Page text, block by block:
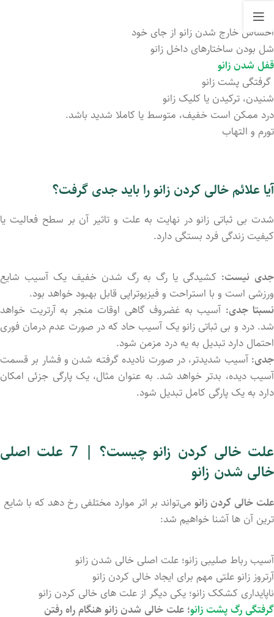
احساس خارج شدن زانو از جای خود
شل بودن ساختارهای داخل زانو
قفل شدن زانو
گرفتگی پشت زانو
شنید‌ن،‌ ترکید‌ن یا کلیک زانو
درد ممکن است خفیف، متوسط ​​یا کاملا شدید باشد.
تورم و التهاب
آیا علائم خالی کردن زانو را باید جدی گرفت؟
شدت بی ثباتی زانو در نهایت به علت و تاثیر آن بر سطح فعالیت یا
کیفیت زندگی فرد بستگی دارد.
جدی نیست: کشیدگی یا رگ به رگ شدن خفیف یک آسیب شایع
ورزشی است و با استراحت و فیزیوتراپی قابل بهبود خواهد بود.
نسبتا جدی: آسیب به غضروف گاهی اوقات منجر به آرتریت خواهد
شد. درد و بی ثباتی زانو یک آسیب حاد که در صورت عدم درمان فوری
احتمال دارد تبدیل به یه درد مزمن شود.
جدی: آسیب شدیدتر، در صورت نادید‌ه گرفتـه شد‌ن و فشار بر قسمت
آسیب دید‌ه، بدتر خواهد شد. به عنوان مثال، یک پارگی جزئی امکان
دارد به یک پارگی کامل تبدیل شود.
علت خالی کردن زانو چیست؟ | 7 علت اصلی
خالی شدن زانو
علت خالی کردن زانو می‌تواند بر اثر موارد مختلفی رخ دهد که با شایع
ترین آن ها آشنا خواهیم شد:
آسیب رباط صلیبی زانو؛ علت اصلی خالی شدن زانو
آرتروز زانو علتی مهم برای ایجاد خالی کردن زانو
ناپایداری کشکک زانو؛ یکی دیگر از علت های خالی کردن زانو
گرفتگی رگ پشت زانو؛ علت خالی شدن زانو هنگام راه رفتن